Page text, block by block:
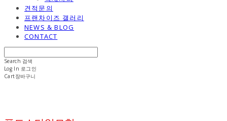
견적문의
프랜차이즈 갤러리
NEWS & BLOG
CONTACT
Search 검색
Log In 로그인
Cart장바구니